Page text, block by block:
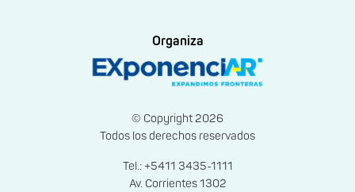
Organiza
© Copyright 2026
Todos los derechos reservados
Tel.: +5411 3435-1111
Av. Corrientes 1302